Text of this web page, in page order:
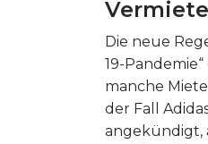
Die neue
19-
manche
der Fall
angekündigt,